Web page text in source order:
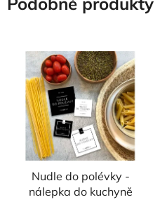
Nudle do polévky -
nálepka do kuchyně